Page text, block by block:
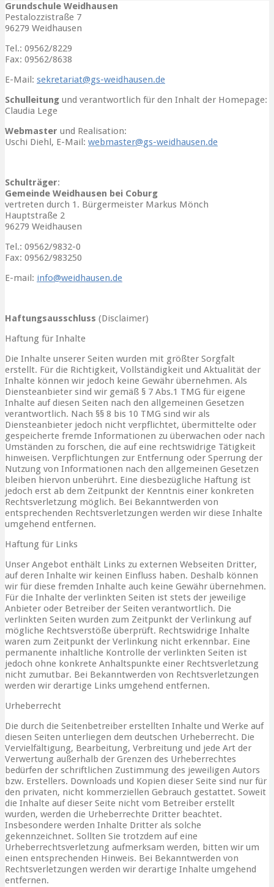
Grundschule Weidhausen
Pestalozzistraße 7
96279 Weidhausen
Tel.: 09562/8229
Fax: 09562/8638
E-Mail: sekretariat@gs-weidhausen.de
Schulleitung und verantwortlich für den Inhalt der Homepage:
Claudia Lege
Webmaster und Realisation:
Uschi Diehl, E-Mail: webmaster@gs-weidhausen.de
Schulträger:
Gemeinde Weidhausen bei Coburg
vertreten durch 1. Bürgermeister Markus Mönch
Hauptstraße 2
96279 Weidhausen
Tel.: 09562/9832-0
Fax: 09562/983250
E-mail: info@weidhausen.de
Haftungsausschluss (Disclaimer)
Haftung für Inhalte
Die Inhalte unserer Seiten wurden mit größter Sorgfalt
erstellt. Für die Richtigkeit, Vollständigkeit und Aktualität der
Inhalte können wir jedoch keine Gewähr übernehmen. Als
Diensteanbieter sind wir gemäß § 7 Abs.1 TMG für eigene
Inhalte auf diesen Seiten nach den allgemeinen Gesetzen
verantwortlich. Nach §§ 8 bis 10 TMG sind wir als
Diensteanbieter jedoch nicht verpflichtet, übermittelte oder
gespeicherte fremde Informationen zu überwachen oder nach
Umständen zu forschen, die auf eine rechtswidrige Tätigkeit
hinweisen. Verpflichtungen zur Entfernung oder Sperrung der
Nutzung von Informationen nach den allgemeinen Gesetzen
bleiben hiervon unberührt. Eine diesbezügliche Haftung ist
jedoch erst ab dem Zeitpunkt der Kenntnis einer konkreten
Rechtsverletzung möglich. Bei Bekanntwerden von
entsprechenden Rechtsverletzungen werden wir diese Inhalte
umgehend entfernen.
Haftung für Links
Unser Angebot enthält Links zu externen Webseiten Dritter,
auf deren Inhalte wir keinen Einfluss haben. Deshalb können
wir für diese fremden Inhalte auch keine Gewähr übernehmen.
Für die Inhalte der verlinkten Seiten ist stets der jeweilige
Anbieter oder Betreiber der Seiten verantwortlich. Die
verlinkten Seiten wurden zum Zeitpunkt der Verlinkung auf
mögliche Rechtsverstöße überprüft. Rechtswidrige Inhalte
waren zum Zeitpunkt der Verlinkung nicht erkennbar. Eine
permanente inhaltliche Kontrolle der verlinkten Seiten ist
jedoch ohne konkrete Anhaltspunkte einer Rechtsverletzung
nicht zumutbar. Bei Bekanntwerden von Rechtsverletzungen
werden wir derartige Links umgehend entfernen.
Urheberrecht
Die durch die Seitenbetreiber erstellten Inhalte und Werke auf
diesen Seiten unterliegen dem deutschen Urheberrecht. Die
Vervielfältigung, Bearbeitung, Verbreitung und jede Art der
Verwertung außerhalb der Grenzen des Urheberrechtes
bedürfen der schriftlichen Zustimmung des jeweiligen Autors
bzw. Erstellers. Downloads und Kopien dieser Seite sind nur für
den privaten, nicht kommerziellen Gebrauch gestattet. Soweit
die Inhalte auf dieser Seite nicht vom Betreiber erstellt
wurden, werden die Urheberrechte Dritter beachtet.
Insbesondere werden Inhalte Dritter als solche
gekennzeichnet. Sollten Sie trotzdem auf eine
Urheberrechtsverletzung aufmerksam werden, bitten wir um
einen entsprechenden Hinweis. Bei Bekanntwerden von
Rechtsverletzungen werden wir derartige Inhalte umgehend
entfernen.